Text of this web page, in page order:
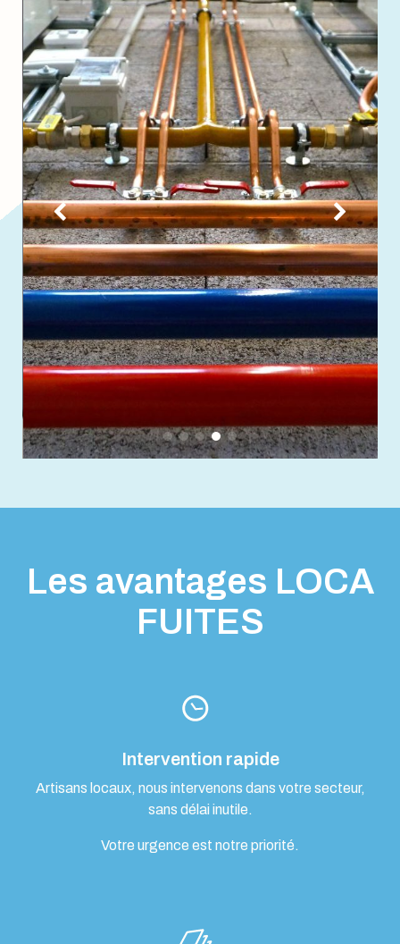
Les avantages LOCA
FUITES
Intervention rapide
Artisans locaux, nous intervenons dans votre secteur,
sans délai inutile.
Votre urgence est notre priorité.